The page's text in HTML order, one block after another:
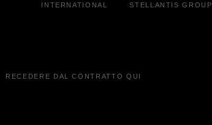
INTERNATIONAL STELLANTIS GROUP
RECEDERE DAL CONTRATTO QUI